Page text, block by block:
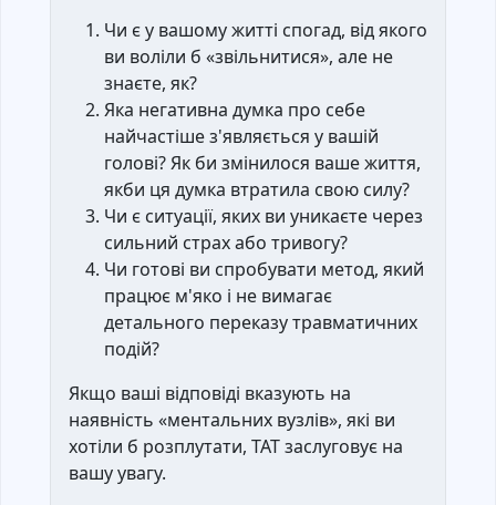
Чи є у вашому житті спогад, від якого
ви воліли б «звільнитися», але не
знаєте, як?
Яка негативна думка про себе
найчастіше з'являється у вашій
голові? Як би змінилося ваше життя,
якби ця думка втратила свою силу?
Чи є ситуації, яких ви уникаєте через
сильний страх або тривогу?
Чи готові ви спробувати метод, який
працює м'яко і не вимагає
детального переказу травматичних
подій?
Якщо ваші відповіді вказують на
наявність «ментальних вузлів», які ви
хотіли б розплутати, ТАТ заслуговує на
вашу увагу.